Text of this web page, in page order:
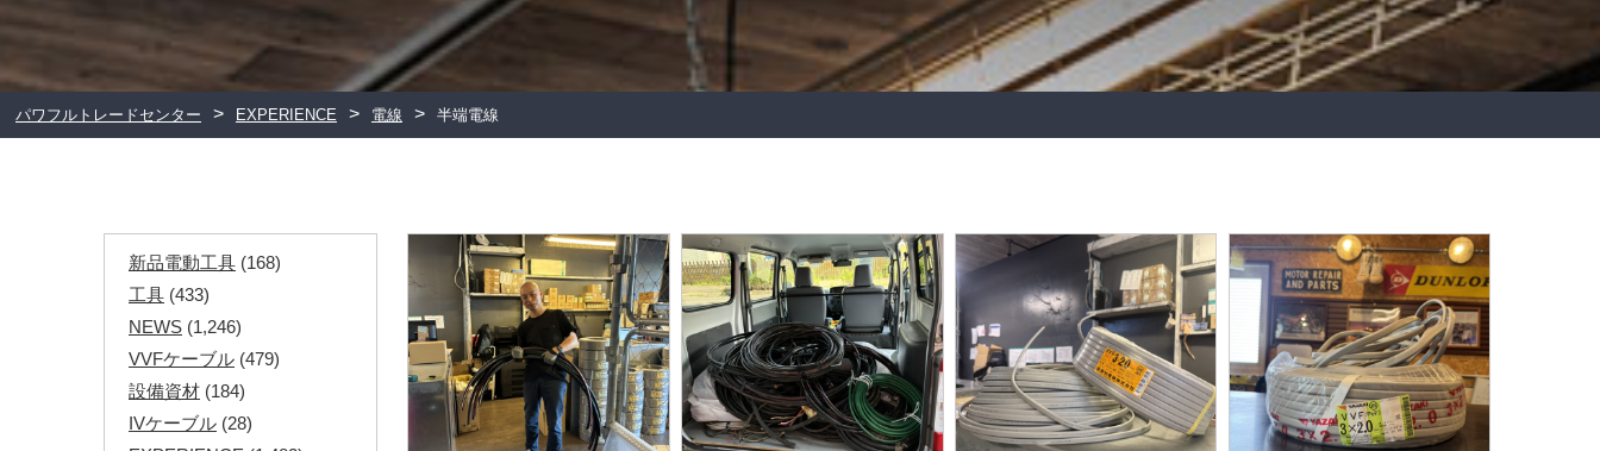
パワフルトレードセンター > EXPERIENCE > 電線 > 半端電線
新品電動工具 (168)
工具 (433)
NEWS (1,246)
VVFケーブル (479)
設備資材 (184)
IVケーブル (28)